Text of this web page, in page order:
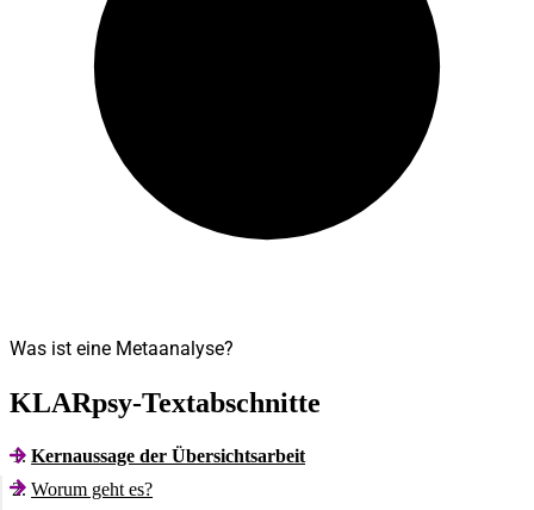
Was ist eine Metaanalyse?
KLARpsy-Textabschnitte
Kernaussage der Übersichtsarbeit
Worum geht es?